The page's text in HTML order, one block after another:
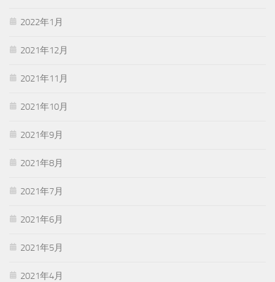
2022年1月
2021年12月
2021年11月
2021年10月
2021年9月
2021年8月
2021年7月
2021年6月
2021年5月
2021年4月